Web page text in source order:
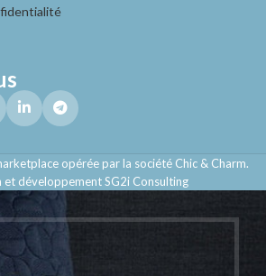
opérée par la société Chic & Charm.
et développement SG2i Consulting